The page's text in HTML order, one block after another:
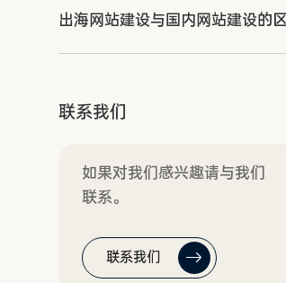
出海网站建设与国内网站建设的
联系我们
如果对我们感兴趣请与我们
联系。
联系我们